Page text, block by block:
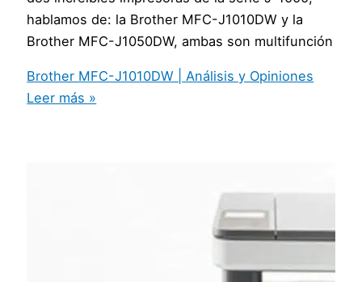
hablamos de: la Brother MFC-J1010DW y la
Brother MFC-J1050DW, ambas son multifunción
Brother MFC-J1010DW | Análisis y Opiniones
Leer más »